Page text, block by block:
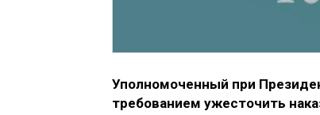
Уполномоченный при
требованием ужесточить